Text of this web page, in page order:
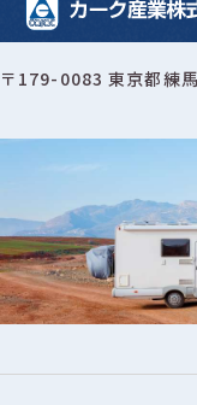
〒179-0083 東京都練